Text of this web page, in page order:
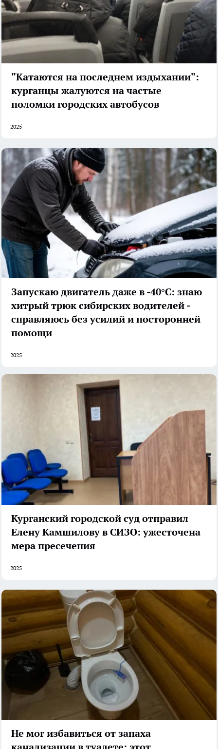
"Катаются на последнем издыхании":
курганцы жалуются на частые
поломки городских автобусов
2025
Запускаю двигатель даже в -40°C: знаю
хитрый трюк сибирских водителей -
справляюсь без усилий и посторонней
помощи
2025
Курганский городской суд отправил
Елену Камшилову в СИЗО: ужесточена
мера пресечения
2025
Не мог избавиться от запаха